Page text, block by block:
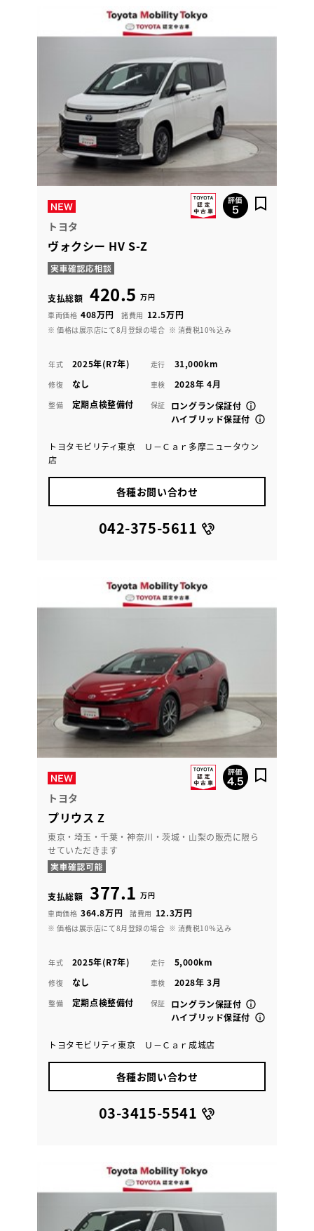
トヨタ
ヴォクシー HV S-Z
支払総額 420.5 万円
車両価格 408万円 諸費用 12.5万円
※ 価格は展示店にて8月登録の場合 ※ 消費税10％込み
年式 2025年(R7年) 走行 31,000km
修復 なし 車検 2028年 4月
整備 定期点検整備付 保証
ロングラン保証付
ハイブリッド保証付
トヨタモビリティ東京 Ｕ－Ｃａｒ多摩ニュータウン
店
各種お問い合わせ
042-375-5611
トヨタ
プリウス Z
東京・埼玉・千葉・神奈川・茨城・山梨の販売に限ら
せていただきます
支払総額 377.1 万円
車両価格 364.8万円 諸費用 12.3万円
※ 価格は展示店にて8月登録の場合 ※ 消費税10％込み
年式 2025年(R7年) 走行 5,000km
修復 なし 車検 2028年 3月
整備 定期点検整備付 保証
ロングラン保証付
ハイブリッド保証付
トヨタモビリティ東京 Ｕ－Ｃａｒ成城店
各種お問い合わせ
03-3415-5541